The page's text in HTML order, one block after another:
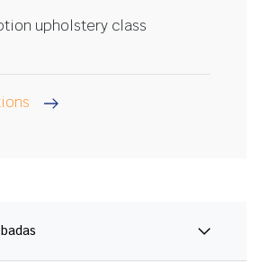
upholstery class